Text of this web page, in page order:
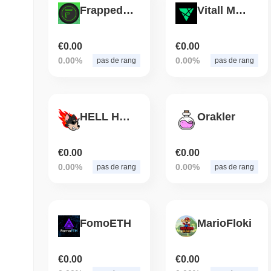
Frapped USDT
€0.00
0.00% pas de rang
Vitall Markets
€0.00
0.00% pas de rang
HELL HOUNDS
€0.00
0.00% pas de rang
Orakler
€0.00
0.00% pas de rang
FomoETH
€0.00
MarioFloki
€0.00